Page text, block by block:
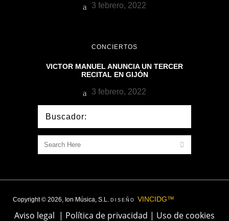
3 febrero, 2022
CONCIERTOS
VICTOR MANUEL ANUNCIA UN TERCER
RECITAL EN GIJÓN
3 febrero, 2022
Buscador:
Copyright © 2026, Ion Música, S.L. DISEÑO VINCIDG™
Aviso legal | Política de privacidad | Uso de cookies